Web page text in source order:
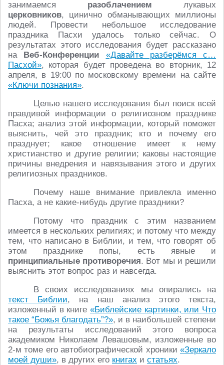
занимаемся разоблачением лукавых
церковников, цинично обманывающих миллионы
людей. Провести небольшое исследование
праздника Пасхи удалось только сейчас. О
результатах этого исследования будет рассказано
на Веб-Конференции
«Давайте разберёмся с…
Пасхой», которая будет проведена во вторник, 12
апреля, в 19:00 по московскому времени на сайте
«Ключи познания».
Целью нашего исследования был поиск всей
правдивой информации о религиозном празднике
Пасха; анализ этой информации, который поможет
выяснить, чей это праздник; кто и почему его
празднует; какое отношение имеет к нему
христианство и другие религии; каковы настоящие
причины внедрения и навязывания этого и других
религиозных праздников.
Почему наше внимание привлекла именно
Пасха, а не какие-нибудь другие праздники?
Потому что праздник с этим названием
имеется в нескольких религиях; и потому что между
тем, что написано в Библии, и тем, что говорят об
этом празднике попы, есть явные и
принципиальные противоречия. Вот мы и решили
выяснить этот вопрос раз и навсегда.
В своих исследованиях мы опирались на
текст Библии, на наш анализ этого текста,
изложенный в книге «Библейские картинки, или Что
такое “Божья благодать”?», и в наибольшей степени
на результаты исследований этого вопроса
академиком Николаем Левашовым, изложенные во
2-м томе его автобиографической хроники «Зеркало
моей души», в других его книгах и статьях.